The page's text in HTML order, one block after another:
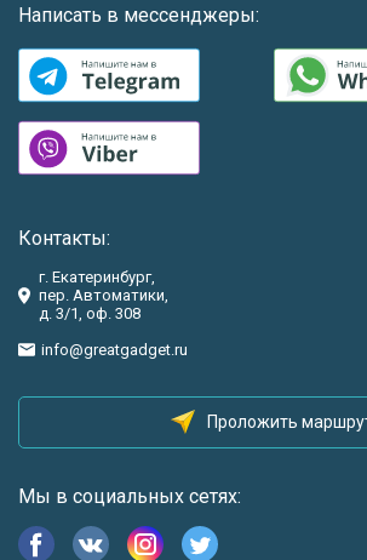
Написать в мессенджеры:
Контакты:
г. Екатеринбург,
пер. Автоматики,
д. 3/1, оф. 308
info@greatgadget.ru
Проложить
Мы в социальных сетях: